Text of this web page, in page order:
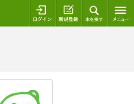
ログイン 新規登録